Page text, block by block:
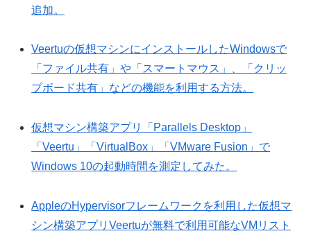
追加。
Veertuの仮想マシンにインストールしたWindowsで
「ファイル共有」や「スマートマウス」、「クリッ
プボード共有」などの機能を利用する方法。
仮想マシン構築アプリ「Parallels Desktop」
「Veertu」「VirtualBox」「VMware Fusion」で
Windows 10の起動時間を測定してみた。
AppleのHypervisorフレームワークを利用した仮想マ
シン構築アプリVeertuが無料で利用可能なVMリスト